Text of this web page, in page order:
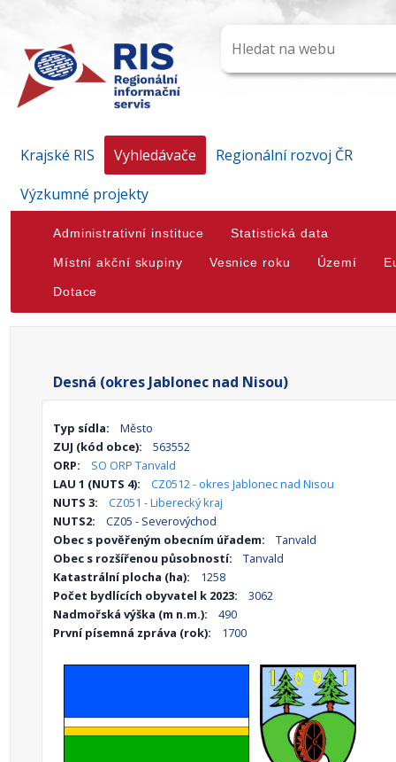
Krajské RIS Vyhledávače
Regionální rozvoj ČR
Výzkumné projekty
Administrativní instituce Statistická data
Místní akční skupiny Vesnice roku Území
Dotace
Desná (okres Jablonec nad Nisou)
Typ sídla:
Město
ZUJ (kód obce):
563552
ORP:
SO ORP Tanvald
LAU 1 (NUTS 4):
CZ0512 - okres Jablonec nad Nisou
NUTS 3:
CZ051 - Liberecký kraj
NUTS2:
CZ05 - Severovýchod
Obec s pověřeným obecním úřadem:
Tanvald
Obec s rozšířenou působností:
Tanvald
Katastrální plocha (ha):
1258
Počet bydlících obyvatel k 2023:
3062
Nadmořská výška (m n.m.):
490
První písemná zpráva (rok):
1700